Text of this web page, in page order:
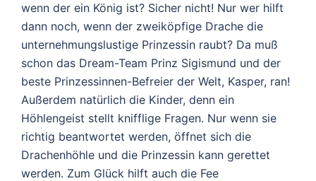
wenn der ein König ist? Sicher nicht! Nur wer hilft
dann noch, wenn der zweiköpfige Drache die
unternehmungslustige Prinzessin raubt? Da muß
schon das Dream-Team Prinz Sigismund und der
beste Prinzessinnen-Befreier der Welt, Kasper, ran!
Außerdem natürlich die Kinder, denn ein
Höhlengeist stellt knifflige Fragen. Nur wenn sie
richtig beantwortet werden, öffnet sich die
Drachenhöhle und die Prinzessin kann gerettet
werden. Zum Glück hilft auch die Fee